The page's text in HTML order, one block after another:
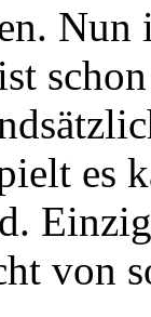
es
von